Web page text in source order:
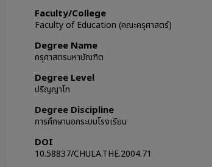
Faculty/College
Faculty of Education (คณะครุศาสตร์)
Degree Name
ครุศาสตรมหาบัณฑิต
Degree Level
ปริญญาโท
Degree Discipline
การศึกษานอกระบบโรงเรียน
DOI
10.58837/CHULA.THE.2004.71